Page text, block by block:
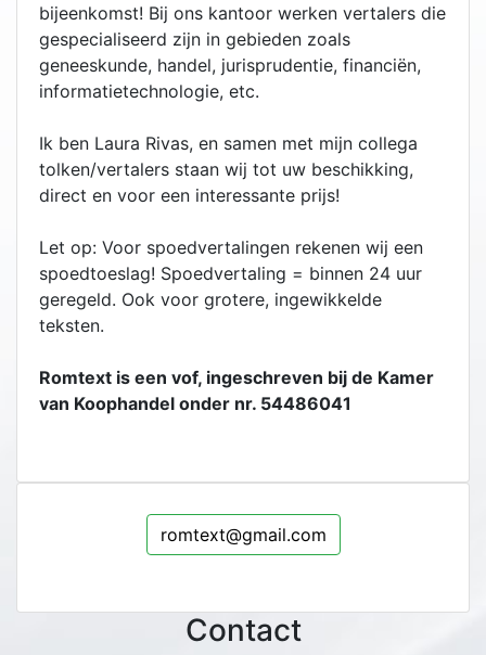
bijeenkomst! Bij ons kantoor werken vertalers die
gespecialiseerd zijn in gebieden zoals
geneeskunde, handel, jurisprudentie, financiën,
informatietechnologie, etc.
Ik ben Laura Rivas, en samen met mijn collega
tolken/vertalers staan wij tot uw beschikking,
direct en voor een interessante prijs!
Let op: Voor spoedvertalingen rekenen wij een
spoedtoeslag! Spoedvertaling = binnen 24 uur
geregeld. Ook voor grotere, ingewikkelde
teksten.
Romtext is een vof, ingeschreven bij de Kamer
van Koophandel onder nr. 54486041
romtext@gmail.com
Contact